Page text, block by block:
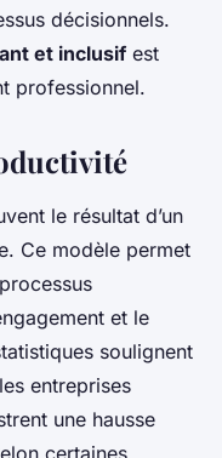
décisionnels.
et inclusif est
professionnel.
le résultat d’un
Ce modèle permet
et le
soulignent
entreprises
une hausse